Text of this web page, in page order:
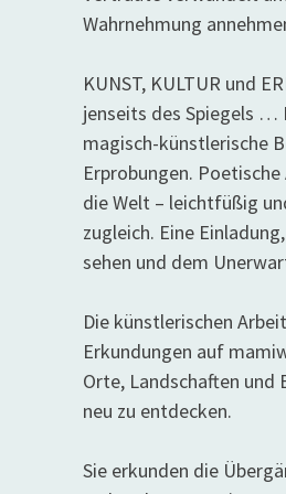
Wahrnehmung
KUNST, KULTUR und
jenseits des Spiegels …
magisch-künstlerische
Erprobungen. Poetische
die Welt – leichtfüßig
zugleich. Eine
sehen und dem
Die künstlerischen
Erkundungen auf
Orte, Landschaften und
neu zu entdecken.
Sie erkunden die